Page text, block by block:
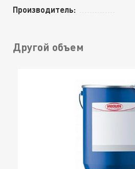
Производитель:
Другой объем